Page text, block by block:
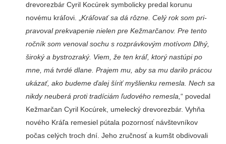
drevorezbár Cyril Kocúrek symbolicky predal korunu
novému kráľovi. „ Kráľovať sa dá rôzne. Celý rok som pri­
pravoval prekvapenie nielen pre Kežmarčanov. Pre tento
ročník som venoval sochu s rozprávkovým motívom Dlhý,
široký a bystrozraký. Viem, že ten kráľ, ktorý na­stúpi po
mne, má tvrdé dlane. Prajem mu, aby sa mu darilo prácou
ukázať, ako budeme ďalej šíriť myšlienku remesla. Nech sa
nikdy neuberá proti tradíciám ľudového remesla, “ povedal
Kežmarčan Cyril Kocúrek, umelecký drevo­rezbár. Vyhňa
nového Kráľa remesiel pútala pozornosť návštevníkov
počas celých troch dní. Jeho zručnosť a kumšt obdivovali